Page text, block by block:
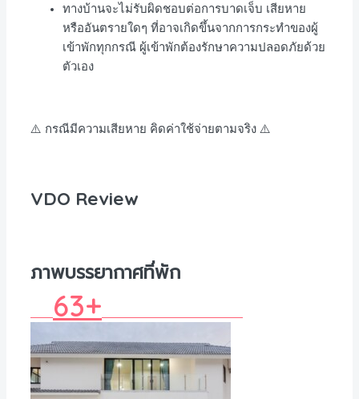
ทางบ้านจะไม่รับผิดชอบต่อการบาดเจ็บ เสียหาย
หรืออันตรายใดๆ ที่อาจเกิดขึ้นจากการกระทำของผู้
เข้าพักทุกกรณี ผู้เข้าพักต้องรักษาความปลอดภัยด้วย
ตัวเอง
⚠️ กรณีมีความเสียหาย คิดค่าใช้จ่ายตามจริง ⚠️
VDO Review
ภาพบรรยากาศที่พัก
63+